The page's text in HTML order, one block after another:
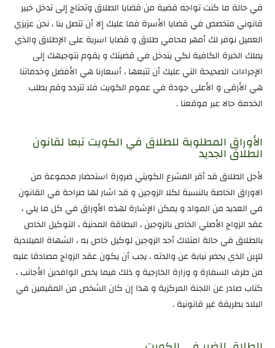
في حالة ما كنت تواجه قضية من قضايا الطلاق وتحتاج إلى تدخل خبير
قانوني متخصص في قضايا الأسرة فما عليك إلا أن تتصل بنا ، نحن عزيزي
العميل نوفر لك أمهر محامي طلاق و قضايا اسرية على الإطلاق والذي
يملك الخبرة الكافية لكي يتدخل في قضيتك و يقوم بتوجيهك إلى
الإجراءات الصحيحة التي عليك أن تتبعها ، أسعارنا هي الأفضل وخدماتنا
هي الأرقى و الأعلى جودة في عموم الكويت فلا تتردد وقم بطلب
الخدمة حالا عبر موقعنا .
الأوراق المطلوبة للطلاق في الكويت تبعا لقانون
الطلاق الجديد
لأجل الطلاق قد أقر المشرع الكويتي ضرورة استحضار مجموعة من
الاوراق الخاصة بالنسبة لكلا الزوجين و قد اشار لها صراحة في القانون
في العديد من المواد و يمكن الإشارة لهذه الأوراق في كل ما يلي ،
عقد الزواج الأصلي الخاص بالزوجين ، البطاقة المدنية ، التوكيل الخاص
بالطلاق في حالة امتلاك أحد الزوجين لوكيل خاص به ، الشهاة الميلادية
للإبن الذي يحضر نيابة عن والدته ، يجب أن يكون عقد الزواج مصادقا عليه
من طرف السفارة و وزارة الخارجية و ذلك فيما يخص الوافدين الأجانب ،
كتاب صادر عن اللجنة المركزية و هذا إن كان الشخص من المقيمين في
البلاد بطريقة غير قانونية .